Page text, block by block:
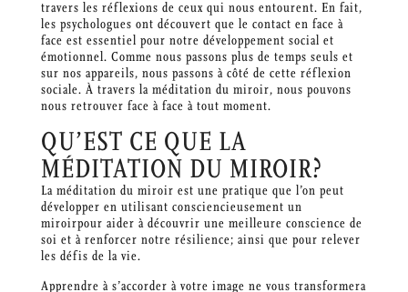
travers les réflexions de ceux qui nous entourent. En fait,
les psychologues ont découvert que le contact en face à
face est essentiel pour notre développement social et
émotionnel. Comme nous passons plus de temps seuls et
sur nos appareils, nous passons à côté de cette réflexion
sociale. À travers la méditation du miroir, nous pouvons
nous retrouver face à face à tout moment.
QU’EST CE QUE LA
MÉDITATION DU MIROIR?
La méditation du miroir est une pratique que l’on peut
développer en utilisant consciencieusement un
miroirpour aider à découvrir une meilleure conscience de
soi et à renforcer notre résilience; ainsi que pour relever
les défis de la vie.
Apprendre à s’accorder à votre image ne vous transformera